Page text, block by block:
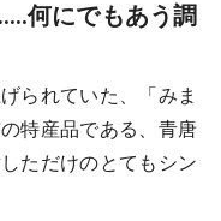
何にでもあう調
られていた、「みま
特産品である、青唐
ただけのとてもシン